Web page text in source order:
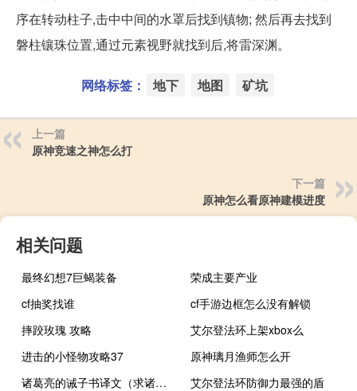
序在转动柱子,击中中间的水罩后找到镇物; 然后再去找到
磐柱镶珠位置,通过元素视野就找到后,将雷深渊。
网络标签： 地下 地图 矿坑
上一篇
原神竞速之神怎么打
下一篇
原神怎么看原神建模进度
相关问题
最终幻想7巨蝎装备
荣成主要产业
cf抽奖找谁
cf手游边框怎么没有解锁
摔跤玫瑰 攻略
艾尔登法环上架xbox么
进击的小怪物攻略37
原神璃月渔师怎么开
诸葛亮的诫子书译文（求诸葛亮 戒子篇 全文 文言文版本）
艾尔登法环防御力最强的盾